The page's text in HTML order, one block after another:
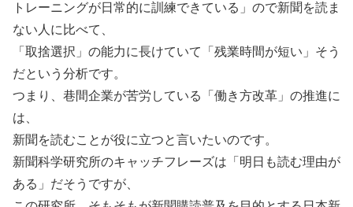
トレーニングが日常的に訓練できている」ので新聞を読ま
ない人に比べて、
「取捨選択」の能力に長けていて「残業時間が短い」そう
だという分析です。
つまり、巷間企業が苦労している「働き方改革」の推進に
は、
新聞を読むことが役に立つと言いたいのです。
新聞科学研究所のキャッチフレーズは「明日も読む理由が
ある」だそうですが、